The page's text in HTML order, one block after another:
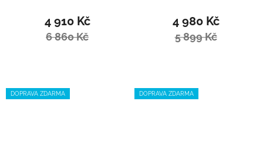
4 910 Kč
6 860 Kč
4 980 Kč
5 899 Kč
DOPRAVA ZDARMA DOPRAVA ZDARMA